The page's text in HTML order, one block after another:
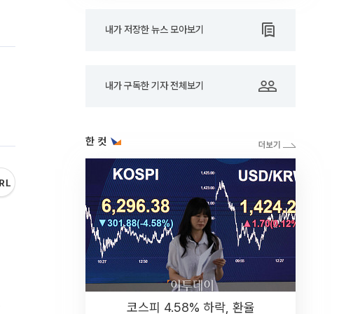
내가 저장한 뉴스 모아보기
내가 구독한 기자 전체보기
한 컷
코스피 4.58% 하락, 환율